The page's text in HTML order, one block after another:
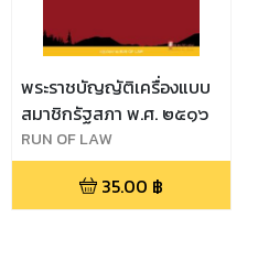
พระราชบัญญัติเครื่องแบบ
สมาชิกรัฐสภา พ.ศ. ๒๕๑๖
RUN OF LAW
35.00 ฿